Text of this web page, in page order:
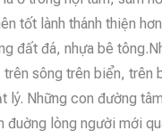
tốt lành thánh thiện
đất đá, nhựa bê
sông trên biển, trên
lý. Những con đường
đuờng lòng người mới